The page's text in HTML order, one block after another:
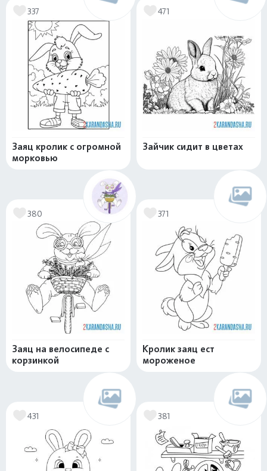
337
Заяц кролик с огромной
морковью
471
Зайчик сидит в цветах
380
Заяц на велосипеде с
корзинкой
371
Кролик заяц ест
мороженое
431 381